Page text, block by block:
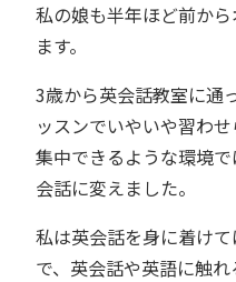
私の娘も半年ほど前か
ます。
3歳から英会話教室に通
ッスンでいやいや習わ
集中できるような環境
会話に変えました。
私は英会話を身に着け
で、英会話や英語に触